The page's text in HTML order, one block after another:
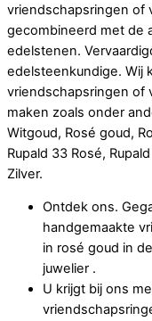
vriendschapsringen of
gecombineerd met de
edelstenen.
edelsteenkundige. Wij
vriendschapsringen of
maken zoals onder
Witgoud, Rosé goud,
Rupald 33 Rosé,
Zilver.
Ontdek ons.
handgemaakte
in rosé goud in
juwelier .
U krijgt bij ons